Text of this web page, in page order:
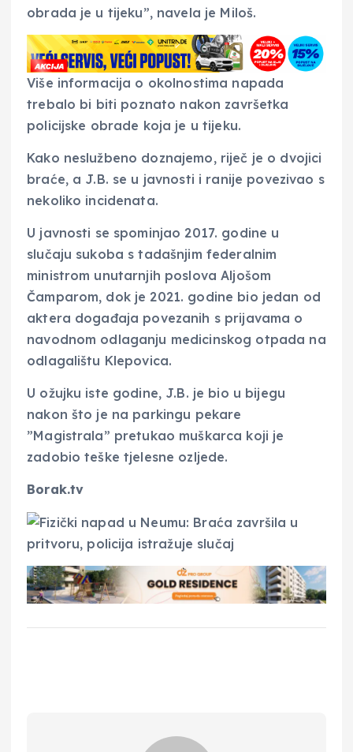
obrada je u tijeku”, navela je Miloš.
Više informacija o okolnostima napada
trebalo bi biti poznato nakon završetka
policijske obrade koja je u tijeku.
Kako neslužbeno doznajemo, riječ je o dvojici
braće, a J.B. se u javnosti i ranije povezivao s
nekoliko incidenata.
U javnosti se spominjao 2017. godine u
slučaju sukoba s tadašnjim federalnim
ministrom unutarnjih poslova Aljošom
Čamparom, dok je 2021. godine bio jedan od
aktera događaja povezanih s prijavama o
navodnom odlaganju medicinskog otpada na
odlagalištu Klepovica.
U ožujku iste godine, J.B. je bio u bijegu
nakon što je na parkingu pekare
”Magistrala” pretukao muškarca koji je
zadobio teške tjelesne ozljede.
Borak.tv